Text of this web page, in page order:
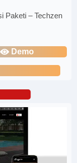
Paketi – Techzen
Demo